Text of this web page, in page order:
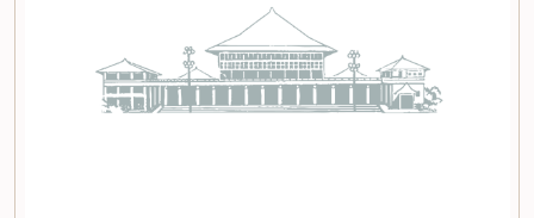
සංසදයේ සාමාජික මන්ත්‍රීවරු සහ වැඩමුළු මාලාව සඳහා අනුග්‍රාහකත්වය
සපයන සංවර්ධන සහකරු වන CII (Coalition for Inclusive Impact)
ආයතනයේ නියෝජිතයෝ එක්ව සිටියහ.මෙම වැඩමුළුව සඳහා සහභාගීවීමට
අපේක්ෂා කරන ගම්පහ දිස්ත්‍රික්කයේ වයස අවු 18 – 35 අතර තරුණ තරුණියන්
https://forms.gle/aVp5UzhLbtPSmVap8 සබැඳිය ඔස්සේ අදාළ පෝරමය
සම්පූර්ණ කොට ලියාපදිංචි විය විය යුතුය.